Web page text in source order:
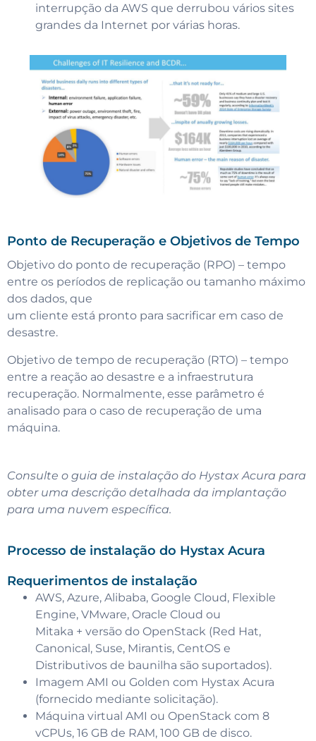
interrupção da AWS que derrubou vários sites
grandes da Internet por várias horas.
Ponto de Recuperação e Objetivos de Tempo
Objetivo do ponto de recuperação (RPO) – tempo
entre os períodos de replicação ou tamanho máximo
dos dados, que
um cliente está pronto para sacrificar em caso de
desastre.
Objetivo de tempo de recuperação (RTO) – tempo
entre a reação ao desastre e a infraestrutura
recuperação. Normalmente, esse parâmetro é
analisado para o caso de recuperação de uma
máquina.
Consulte o guia de instalação do Hystax Acura para
obter uma descrição detalhada da implantação
para uma nuvem específica.
Processo de instalação do Hystax Acura
Requerimentos de instalação
AWS, Azure, Alibaba, Google Cloud, Flexible
Engine, VMware, Oracle Cloud ou
Mitaka + versão do OpenStack (Red Hat,
Canonical, Suse, Mirantis, CentOS e
Distributivos de baunilha são suportados).
Imagem AMI ou Golden com Hystax Acura
(fornecido mediante solicitação).
Máquina virtual AMI ou OpenStack com 8
vCPUs, 16 GB de RAM, 100 GB de disco.